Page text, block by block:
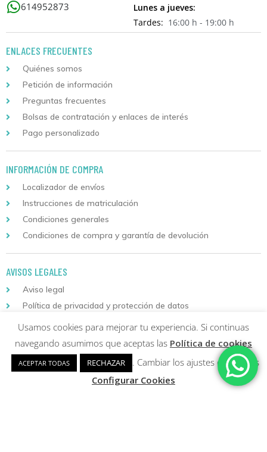
614952873
Lunes a jueves:
Tardes: 16:00 h - 19:00 h
ENLACES FRECUENTES
Quiénes somos
Petición de información
Preguntas frecuentes
Bolsas de contratación y enlaces de interés
Pago personalizado
INFORMACIÓN DE COMPRA
Localizador de envíos
Instrucciones de matriculación
Condiciones generales
Condiciones de compra y garantía de devolución
AVISOS LEGALES
Aviso legal
Política de privacidad y protección de datos
Política de cookies
Descarga nuestra aplicación
para Android
Usamos cookies para mejorar tu experiencia. Si continuas
navegando asumimos que aceptas las Política de cookies
ACEPTAR TODAS RECHAZAR
. Cambiar los ajustes de cookies
Configurar Cookies